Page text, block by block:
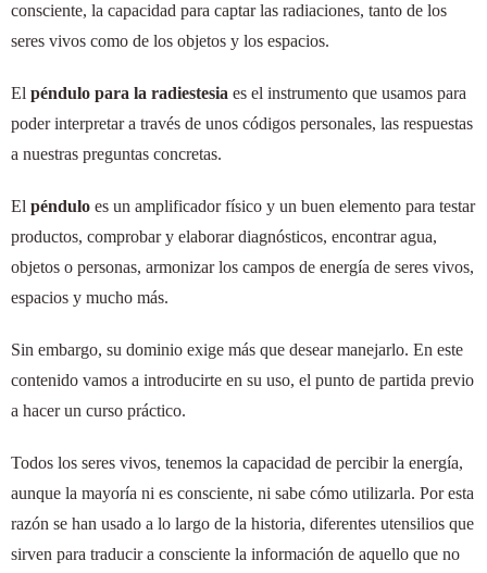
consciente, la capacidad para captar las radiaciones, tanto de los
seres vivos como de los objetos y los espacios.
El péndulo para la radiestesia es el instrumento que usamos para
poder interpretar a través de unos códigos personales, las respuestas
a nuestras preguntas concretas.
El péndulo es un amplificador físico y un buen elemento para testar
productos, comprobar y elaborar diagnósticos, encontrar agua,
objetos o personas, armonizar los campos de energía de seres vivos,
espacios y mucho más.
Sin embargo, su dominio exige más que desear manejarlo. En este
contenido vamos a introducirte en su uso, el punto de partida previo
a hacer un curso práctico.
Todos los seres vivos, tenemos la capacidad de percibir la energía,
aunque la mayoría ni es consciente, ni sabe cómo utilizarla. Por esta
razón se han usado a lo largo de la historia, diferentes utensilios que
sirven para traducir a consciente la información de aquello que no